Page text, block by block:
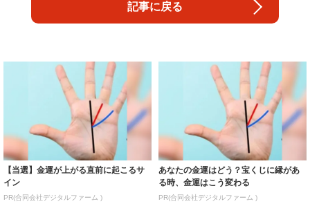
記事に戻る
【当選】金運が上がる直前に起こるサ
イン
PR(合同会社デジタルファーム )
あなたの金運はどう？宝くじに縁があ
る時、金運はこう変わる
PR(合同会社デジタルファーム )